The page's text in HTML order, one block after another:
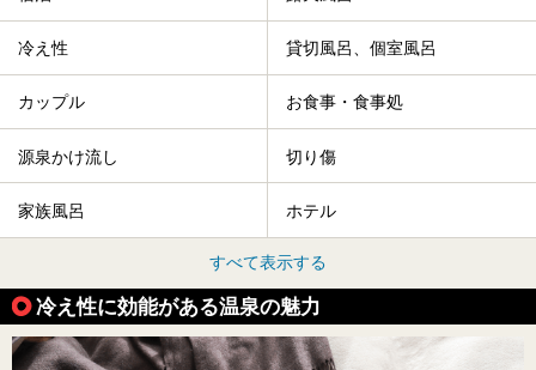
冷え性 貸切風呂、個室風呂
カップル お食事・食事処
源泉かけ流し 切り傷
家族風呂 ホテル
すべて表示する
冷え性に効能がある温泉の魅力